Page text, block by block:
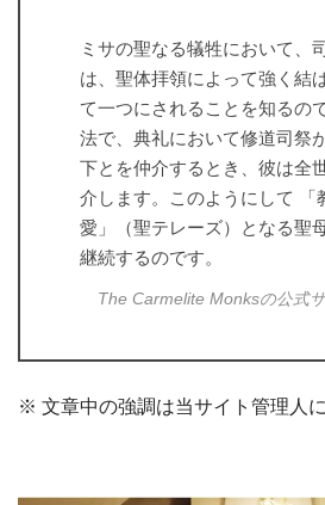
ミサの聖なる犠牲において、
は、聖体拝領によって強く結
て一つにされることを知るの
法で、典礼において修道司祭
下とを仲介するとき、彼は全
介します。このようにして 「
愛」（聖テレーズ）となる聖
継続するのです。
The Carmelite Monksの公式
※ 文章中の強調は当サイト管理人